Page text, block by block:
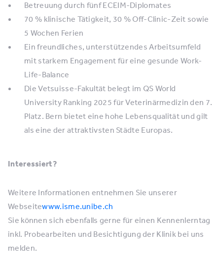
Betreuung durch fünf ECEIM-Diplomates
70 % klinische Tätigkeit, 30 % Off-Clinic-Zeit sowie
5 Wochen Ferien
Ein freundliches, unterstützendes Arbeitsumfeld
mit starkem Engagement für eine gesunde Work-
Life-Balance
Die Vetsuisse-Fakultät belegt im QS World
University Ranking 2025 für Veterinärmedizin den 7.
Platz. Bern bietet eine hohe Lebensqualität und gilt
als eine der attraktivsten Städte Europas.
Interessiert?
Weitere Informationen entnehmen Sie unserer
Webseitewww.isme.unibe.ch
Sie können sich ebenfalls gerne für einen Kennenlerntag
inkl. Probearbeiten und Besichtigung der Klinik bei uns
melden.